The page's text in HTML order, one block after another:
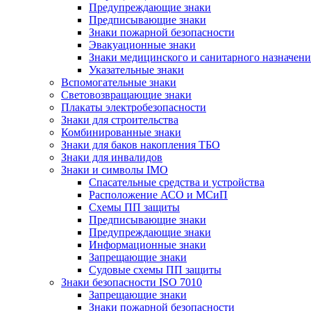
Предупреждающие знаки
Предписывающие знаки
Знаки пожарной безопасности
Эвакуационные знаки
Знаки медицинского и санитарного
Указательные знаки
Вспомогательные знаки
Световозвращающие знаки
Плакаты электробезопасности
Знаки для строительства
Комбинированные знаки
Знаки для баков накопления ТБО
Знаки для инвалидов
Знаки и символы IMO
Спасательные средства и устройства
Расположение АСО и МСиП
Схемы ПП защиты
Предписывающие знаки
Предупреждающие знаки
Информационные знаки
Запрещающие знаки
Судовые схемы ПП защиты
Знаки безопасности ISO 7010
Запрещающие знаки
Знаки пожарной безопасности